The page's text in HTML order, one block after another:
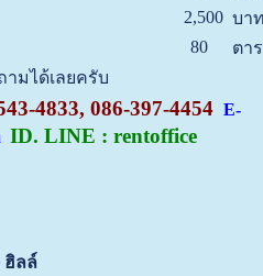
2,500 บา
80
ตา
มได้เลยครับ
4833, 086-397-4454 E-
ID. LINE : rentoffice
ฮิลล์